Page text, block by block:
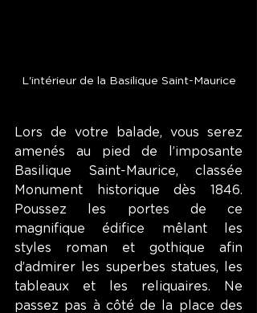
L'intérieur de la Basilique Saint-Maurice
Lors de votre balade, vous serez
amenés au pied de l’imposante
Basilique Saint-Maurice, classée
Monument historique dès 1846.
Poussez les portes de ce
magnifique édifice mêlant les
styles roman et gothique afin
d’admirer les superbes statues, les
tableaux et les reliquaires. Ne
passez pas à côté de la place des